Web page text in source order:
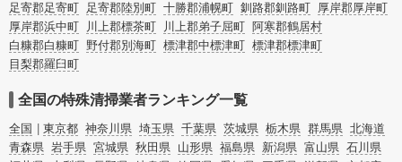
足寄郡足寄町 足寄郡陸別町 十勝郡浦幌町 釧路郡釧路町 厚岸郡厚岸町
厚岸郡浜中町
川上郡標茶町 川上郡弟子屈町 阿寒郡鶴居村
白糠郡白糠町 野付郡別海町 標津郡中標津町 標津郡標津町
目梨郡羅臼町
全国の特殊清掃業者ランキング一覧
全国 東京都 神奈川県 埼玉県 千葉県 茨城県 栃木県 群馬県 北海道
青森県 岩手県 宮城県 秋田県 山形県 福島県 新潟県 富山県 石川県